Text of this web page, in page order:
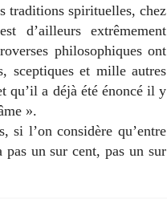
traditions spirituelles, chez
d’ailleurs extrêmement
philosophiques ont
sceptiques et mille autres
qu’il a déjà été énoncé il y
».
l’on considère qu’entre
un sur cent, pas un sur